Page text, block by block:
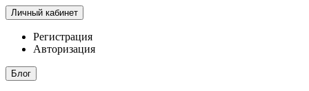
Личный кабинет
Регистрация
Авторизация
Блог